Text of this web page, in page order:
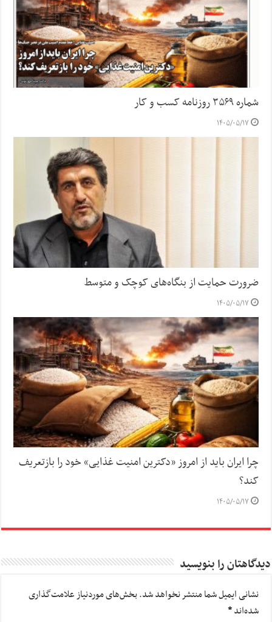
شماره ۳۵۶۹ روزنامه کسب و کار
۱۴۰۵/۰۵/۱۷
ضرورت حمایت از بنگاه‌های کوچک و متوسط
۱۴۰۵/۰۵/۱۷
چرا ایران باید از امروز «دکترین امنیت غذایی» خود را بازتعریف
کند؟
۱۴۰۵/۰۵/۱۷
دیدگاهتان را بنویسید
نشانی ایمیل شما منتشر نخواهد شد.بخش‌های موردنیاز علامت‌گذاری
شده‌اند*